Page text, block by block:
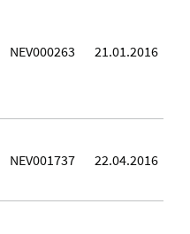
NEV000263 21.01.2016
NEV001737 22.04.2016